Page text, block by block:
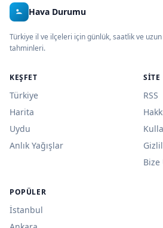
Hava Durumu
Türkiye il ve ilçeleri için günlük, saatlik ve
tahminleri.
KEŞFET
Türkiye
Harita
Uydu
Anlık Yağışlar
SITE
RSS
Bize
POPÜLER
İstanbul